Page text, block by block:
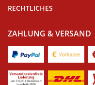
RECHTLICHES
ZAHLUNG & VERSAND